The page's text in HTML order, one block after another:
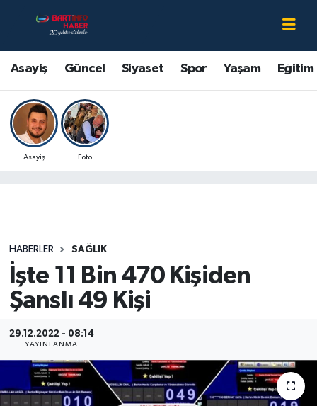
Asayiş Güncel Siyaset Spor Yaşam Eğitim
Asayiş Foto
HABERLER SAĞLIK
İşte 11 Bin 470 Kişiden
Şanslı 49 Kişi
29.12.2022 - 08:14
YAYINLANMA
Asayiş
Bartın Hakkında
Çevre
Eğitim
Kültür-Sanat
Magazin
Medya
Sağlık
Bartın Nöbetçi Eczaneler
Bartın Hava Durumu
Bartin Namaz Vakitleri
Bartın Trafik Yoğunluk Haritası
Son Dakika Haberleri
Haber Arşivi